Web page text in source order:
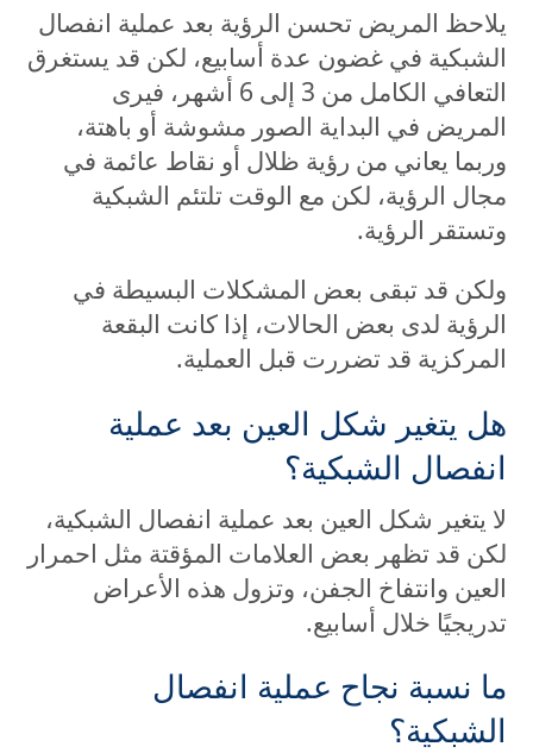
يلاحظ المريض تحسن الرؤية بعد عملية انفصال
الشبكية في غضون عدة أسابيع، لكن قد يستغرق
التعافي الكامل من 3 إلى 6 أشهر، فيرى
المريض في البداية الصور مشوشة أو باهتة،
وربما يعاني من رؤية ظلال أو نقاط عائمة في
مجال الرؤية، لكن مع الوقت تلتئم الشبكية
وتستقر الرؤية.
ولكن قد تبقى بعض المشكلات البسيطة في
الرؤية لدى بعض الحالات، إذا كانت البقعة
المركزية قد تضررت قبل العملية.
هل يتغير شكل العين بعد عملية
انفصال الشبكية؟
لا يتغير شكل العين بعد عملية انفصال الشبكية،
لكن قد تظهر بعض العلامات المؤقتة مثل احمرار
العين وانتفاخ الجفن، وتزول هذه الأعراض
تدريجيًا خلال أسابيع.
ما نسبة نجاح عملية انفصال
الشبكية؟